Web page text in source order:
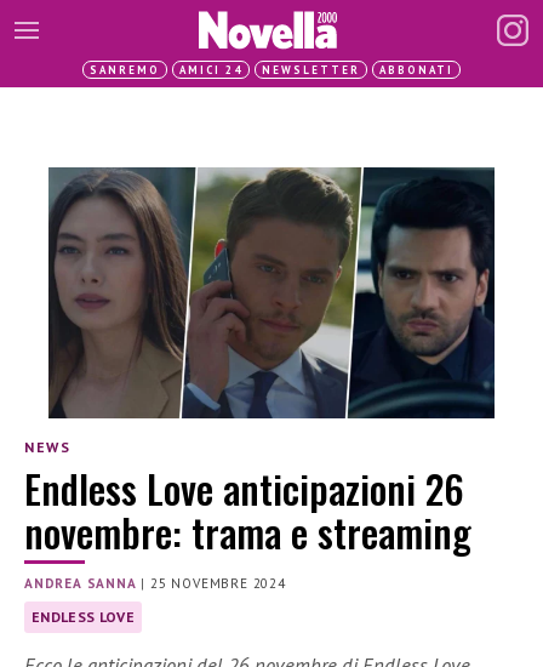
SANREMO AMICI 24 NEWSLETTER ABBONATI
NEWS
Endless Love anticipazioni 26
novembre: trama e streaming
ANDREA SANNA |25 NOVEMBRE 2024
ENDLESS LOVE